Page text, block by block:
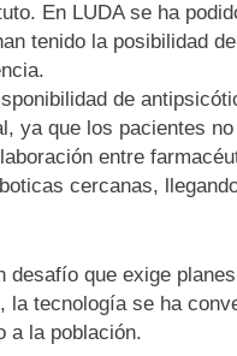
En LUDA se ha
tenido la posibilidad
de
ya que los pacientes
entre
cercanas,
desafío que exige
la tecnología se ha
a la población.